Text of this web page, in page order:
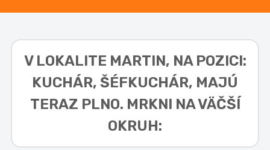
V LOKALITE MARTIN, NA POZICI:
KUCHÁR, ŠÉFKUCHÁR, MAJÚ
TERAZ PLNO. MRKNI NA VÄČŠÍ
OKRUH: